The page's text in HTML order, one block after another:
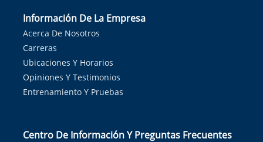
Información De La Empresa
Acerca De Nosotros
Carreras
Ubicaciones Y Horarios
Opiniones Y Testimonios
Entrenamiento Y Pruebas
Centro De Información Y Preguntas Frecuentes